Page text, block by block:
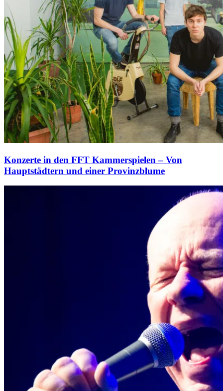
Konzerte in den FFT Kammerspielen – Von
Hauptstädtern und einer Provinzblume